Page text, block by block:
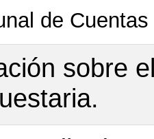
de
sobre